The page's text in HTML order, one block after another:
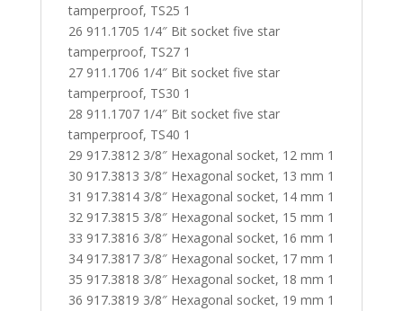
tamperproof, TS25 1
26 911.1705 1/4″ Bit socket five star
tamperproof, TS27 1
27 911.1706 1/4″ Bit socket five star
tamperproof, TS30 1
28 911.1707 1/4″ Bit socket five star
tamperproof, TS40 1
29 917.3812 3/8″ Hexagonal socket, 12 mm 1
30 917.3813 3/8″ Hexagonal socket, 13 mm 1
31 917.3814 3/8″ Hexagonal socket, 14 mm 1
32 917.3815 3/8″ Hexagonal socket, 15 mm 1
33 917.3816 3/8″ Hexagonal socket, 16 mm 1
34 917.3817 3/8″ Hexagonal socket, 17 mm 1
35 917.3818 3/8″ Hexagonal socket, 18 mm 1
36 917.3819 3/8″ Hexagonal socket, 19 mm 1